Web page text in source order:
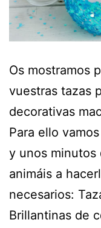
Os mostramos
vuestras tazas
decorativas
Para ello
y unos minutos
animáis a
necesarios:
Brillantinas de